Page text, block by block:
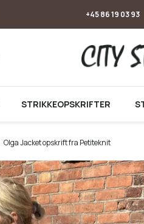
+45 86 19 03 93
STRIKKEOPSKRIFTER
Olga Jacket opskrift fra Petiteknit